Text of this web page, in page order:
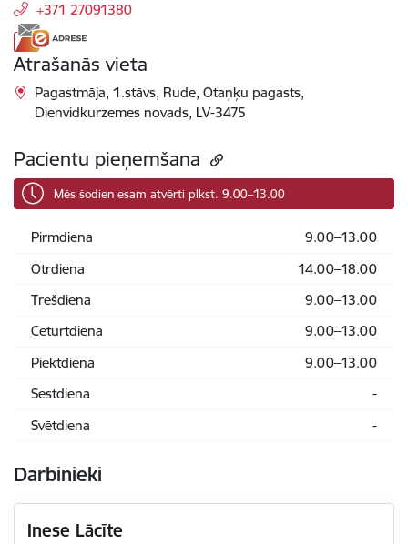
+371 27091380
Atrašanās vieta
Pagastmāja, 1.stāvs, Rude, Otaņķu pagasts,
Dienvidkurzemes novads, LV-3475
Pacientu pieņemšana
Mēs šodien esam atvērti plkst. 9.00–13.00
Pirmdiena
9.00–13.00
Otrdiena
14.00–18.00
Trešdiena
9.00–13.00
Ceturtdiena
9.00–13.00
Piektdiena
9.00–13.00
Sestdiena
-
Svētdiena
-
Darbinieki
Inese Lācīte